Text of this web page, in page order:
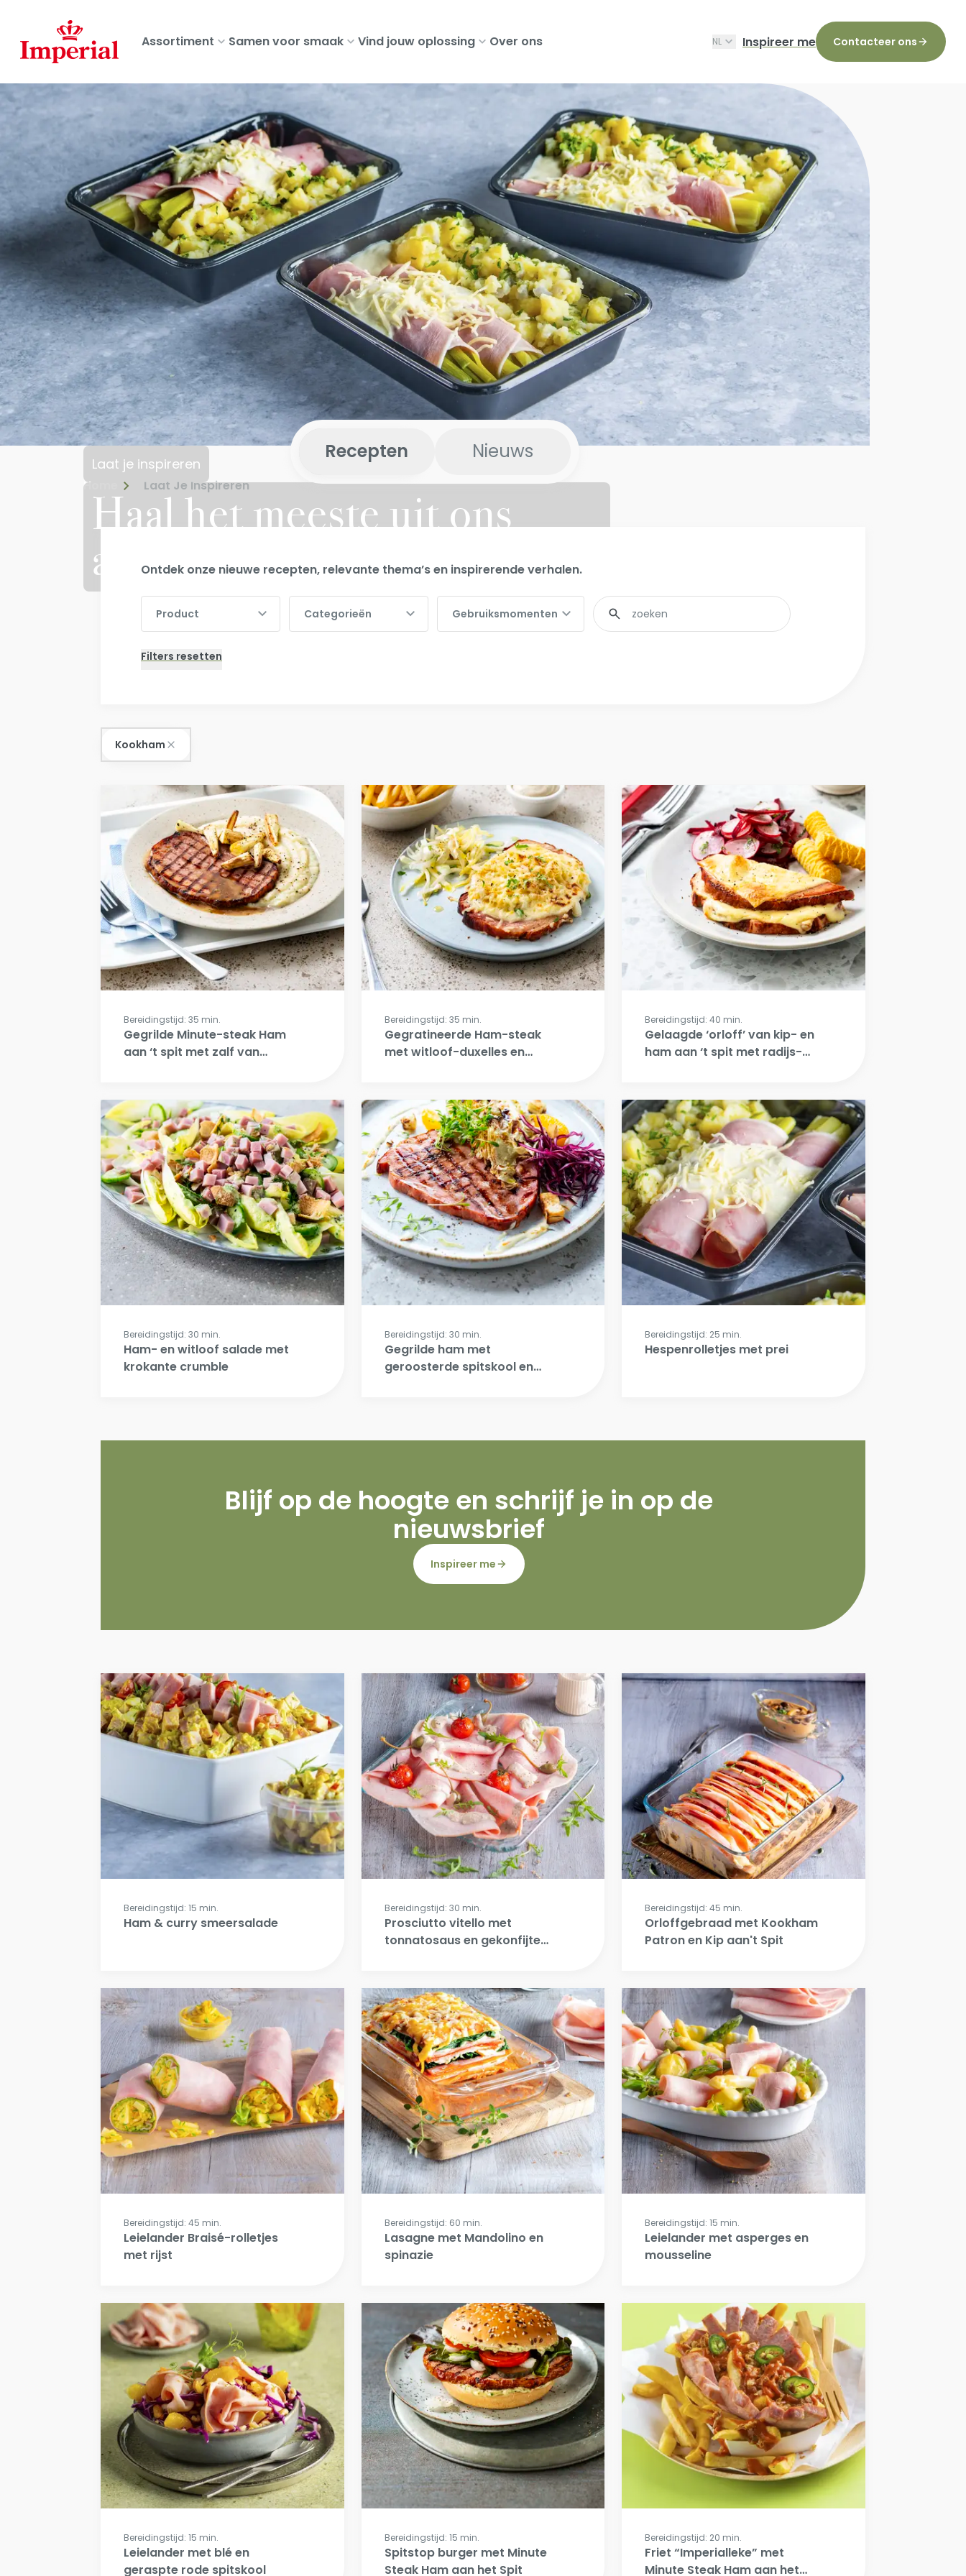
main
content
Assortiment Samen voor smaak Vind jouw oplossing Over ons NL Inspireer me Contacteer ons
Home Laat Je Inspireren
Laat je inspireren
Haal het meeste uit ons
assortiment
Recepten Nieuws
Ontdek onze nieuwe recepten, relevante thema’s en inspirerende verhalen.
Product Categorieën Gebruiksmomenten
Fulltext
search
Kookham
Bereidingstijd: 35 min.
Gegrilde Minute-steak Ham
aan ‘t spit met zalf van
Bereidingstijd: 35 min.
Gegratineerde Ham-steak
met witloof-duxelles en
Bereidingstijd: 40 min.
Gelaagde ‘orloff’ van kip- en
ham aan ‘t spit met radijs-
Bereidingstijd: 30 min.
Ham- en witloof salade met
krokante crumble
Bereidingstijd: 30 min.
Gegrilde ham met
geroosterde spitskool en
Bereidingstijd: 25 min.
Hespenrolletjes met prei
Blijf op de hoogte en schrijf je in op de
nieuwsbrief
Inspireer me
Bereidingstijd: 15 min.
Ham & curry smeersalade
Bereidingstijd: 30 min.
Prosciutto vitello met
tonnatosaus en gekonfijte
Bereidingstijd: 45 min.
Orloffgebraad met Kookham
Patron en Kip aan't Spit
Bereidingstijd: 45 min.
Leielander Braisé-rolletjes
met rijst
Bereidingstijd: 60 min.
Lasagne met Mandolino en
spinazie
Bereidingstijd: 15 min.
Leielander met asperges en
mousseline
Bereidingstijd: 15 min.
Leielander met blé en
geraspte rode spitskool
Bereidingstijd: 15 min.
Spitstop burger met Minute
Steak Ham aan het Spit
Bereidingstijd: 20 min.
Friet “Imperialleke” met
Minute Steak Ham aan het